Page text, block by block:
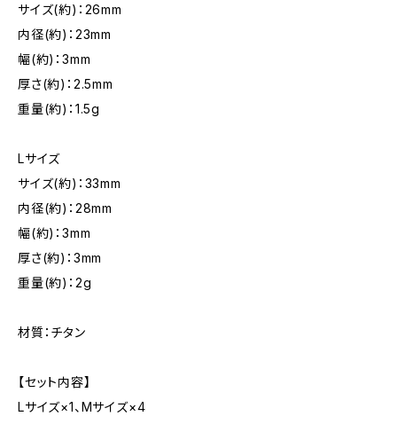
サイズ(約)：26mm
内径(約)：23mm
幅(約)：3mm
厚さ(約)：2.5mm
重量(約)：1.5g
Lサイズ
サイズ(約)：33mm
内径(約)：28mm
幅(約)：3mm
厚さ(約)：3mm
重量(約)：2g
材質：チタン
【セット内容】
Lサイズ×1、Mサイズ×4